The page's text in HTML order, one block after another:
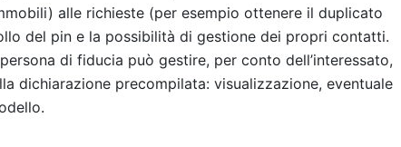
alle richieste (per esempio ottenere il duplicato
del pin e la possibilità di gestione dei propri contatti.
di fiducia può gestire, per conto dell’interessato,
dichiarazione precompilata: visualizzazione, eventuale